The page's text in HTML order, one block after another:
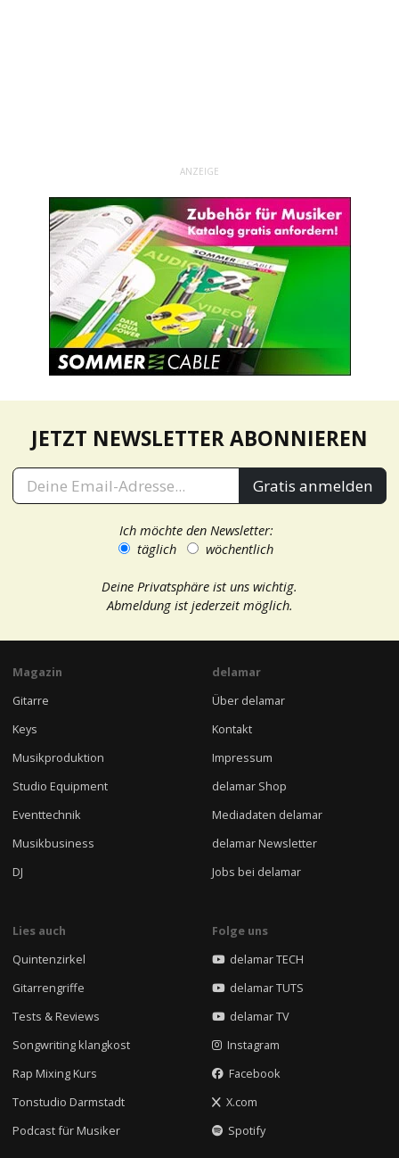
ANZEIGE
JETZT NEWSLETTER ABONNIEREN
Gratis anmelden
Ich möchte den Newsletter:
täglich
wöchentlich
Deine Privatsphäre ist uns wichtig.
Abmeldung ist jederzeit möglich.
Magazin
Gitarre
Keys
Musikproduktion
Studio Equipment
Eventtechnik
Musikbusiness
DJ
delamar
Über delamar
Kontakt
Impressum
delamar Shop
Mediadaten delamar
delamar Newsletter
Jobs bei delamar
Lies auch
Quintenzirkel
Gitarrengriffe
Tests & Reviews
Songwriting klangkost
Rap Mixing Kurs
Tonstudio Darmstadt
Podcast für Musiker
Folge uns
delamar TECH
delamar TUTS
delamar TV
Instagram
Facebook
X.com
Spotify